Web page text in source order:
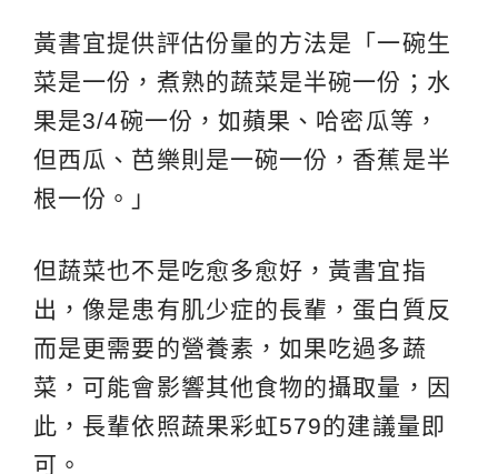
黃書宜提供評估份量的方法是「一碗生
菜是一份，煮熟的蔬菜是半碗一份；水
果是3/4碗一份，如蘋果、哈密瓜等，
但西瓜、芭樂則是一碗一份，香蕉是半
根一份。」
但蔬菜也不是吃愈多愈好，黃書宜指
出，像是患有肌少症的長輩，蛋白質反
而是更需要的營養素，如果吃過多蔬
菜，可能會影響其他食物的攝取量，因
此，長輩依照蔬果彩虹579的建議量即
可。